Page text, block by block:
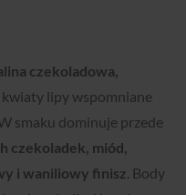
czekoladowa,
kwiaty lipy wspomniane
smaku dominuje przede
czekoladek, miód,
i waniliowy finisz . Body